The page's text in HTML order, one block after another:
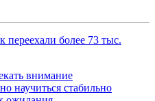
переехали более 73 тыс.